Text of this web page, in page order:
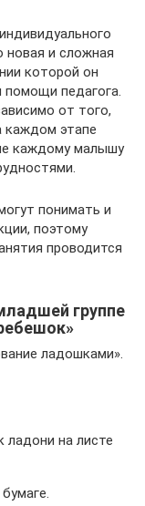
новая и сложная
которой он
педагога.
от того,
каждом этапе
каждому малышу
понимать и
поэтому
проводится
группе
ладошками».
ладони на листе